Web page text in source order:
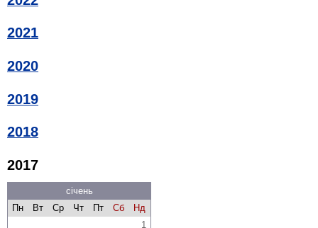
2021
2020
2019
2018
2017
січень
Пн
Вт Ср Чт Пт Сб
Нд
1